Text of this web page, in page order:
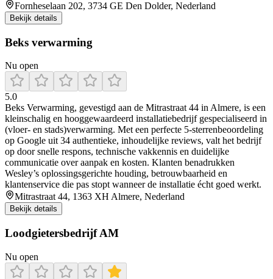
Fornheselaan 202, 3734 GE Den Dolder, Nederland
Bekijk details
Beks verwarming
Nu open
5.0
Beks Verwarming, gevestigd aan de Mitrastraat 44 in Almere, is een
kleinschalig en hooggewaardeerd installatiebedrijf gespecialiseerd in
(vloer‑ en stads)verwarming. Met een perfecte 5‑sterrenbeoordeling
op Google uit 34 authentieke, inhoudelijke reviews, valt het bedrijf
op door snelle respons, technische vakkennis en duidelijke
communicatie over aanpak en kosten. Klanten benadrukken
Wesley’s oplossingsgerichte houding, betrouwbaarheid en
klantenservice die pas stopt wanneer de installatie écht goed werkt.
Mitrastraat 44, 1363 XH Almere, Nederland
Bekijk details
Loodgietersbedrijf AM
Nu open